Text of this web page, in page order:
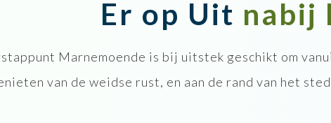
Er op Uit nabij
Marnemoende is bij uitstek geschikt om
van de weidse rust, en aan de rand van het